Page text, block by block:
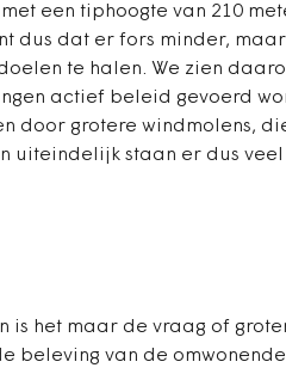
een tiphoogte van 210
dus dat er fors minder,
te halen. We zien
actief beleid gevoerd
door grotere windmolens,
uiteindelijk staan er dus veel
is het maar de vraag of
beleving van de